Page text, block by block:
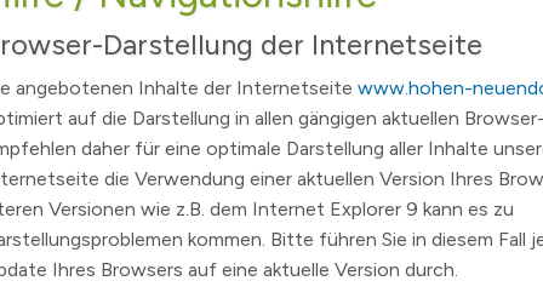
SVV und Ausschüsse - Liveübertragung und
Wahl des Rates für Sorben/Wenden 2024
Landtagswahlen 2024
Kommunalwahlen und Europawahl 2024
Bürgermeisterwahl 2023
Landratswahl 2021
Hohen Neuendorf Podcast.
Publikationen
Wichtige Telefon- und Notrufnummern
Geodaten/-dienste
Infrastrukturknoten
Standesamt
Schiedsstelle
Abfallentsorgung
Maerker Online
Kinder- & Jugendbeteiligung
Musikschule Hohen Neuendorf
Volkshochschule
(Schul)Sozialarbeit
Behindertenbeauftragte
Offene Kinder- und Jugendtreffs
Karte
Darstellung der Internetseite
angebotenen Inhalte der Internetseite www.hohen-
auf die Darstellung in allen gängigen aktuellen
daher für eine optimale Darstellung aller Inhalte
die Verwendung einer aktuellen Version Ihres
Versionen wie z.B. dem Internet Explorer 9 kann es zu
kommen. Bitte führen Sie in diesem Fall
Ihres Browsers auf eine aktuelle Version durch.